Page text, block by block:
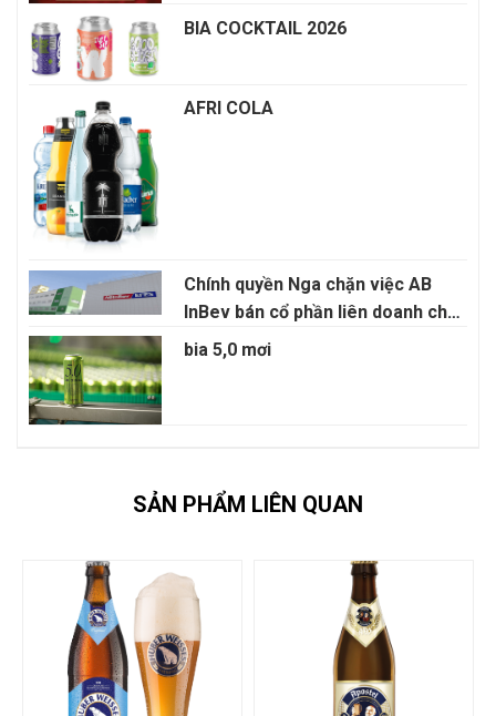
BIA COCKTAIL 2026
AFRI COLA
Chính quyền Nga chặn việc AB
InBev bán cổ phần liên doanh cho
Anadolu Efes
bia 5,0 mơi
SẢN PHẨM LIÊN QUAN